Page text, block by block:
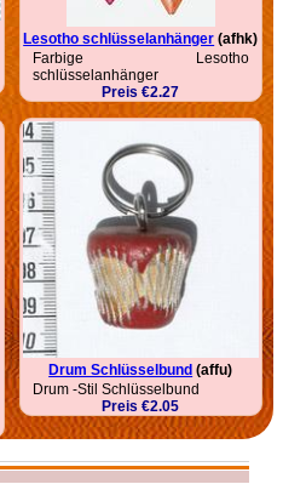
Lesotho schlüsselanhänger (afhk)
Farbige Lesotho
schlüsselanhänger
Preis €2.27
Drum Schlüsselbund (affu)
Drum -Stil Schlüsselbund
Preis €2.05